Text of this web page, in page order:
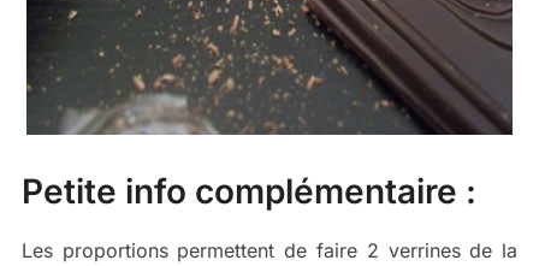
Petite info complémentaire :
Les proportions permettent de faire 2 verrines de la